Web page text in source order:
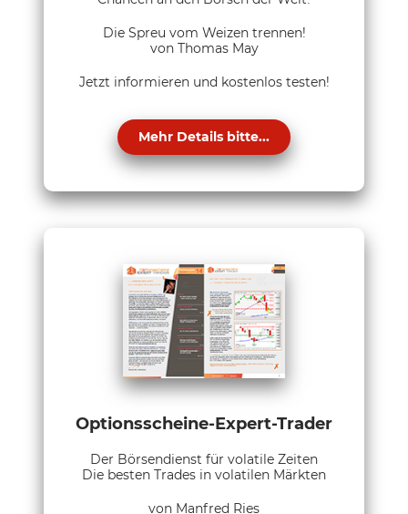
Die Spreu vom Weizen trennen!
von Thomas May
Jetzt informieren und kostenlos testen!
Mehr Details bitte...
Optionsscheine-Expert-Trader
Der Börsendienst für volatile Zeiten
Die besten Trades in volatilen Märkten
von Manfred Ries